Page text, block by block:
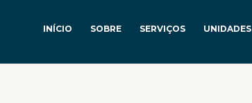
INÍCIO SOBRE SERVIÇOS UNIDADES